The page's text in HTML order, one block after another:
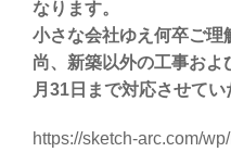
なります。
小さな会社ゆえ何卒ご理
尚、新築以外の工事お
月31日まで対応させてい
https://sketch-arc.com/